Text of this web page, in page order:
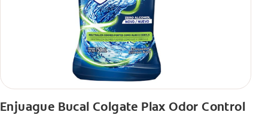
Enjuague Bucal Colgate Plax Odor Control